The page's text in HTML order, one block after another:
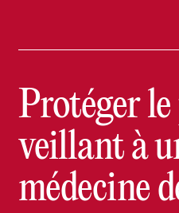
Protéger
veillant à
médecine